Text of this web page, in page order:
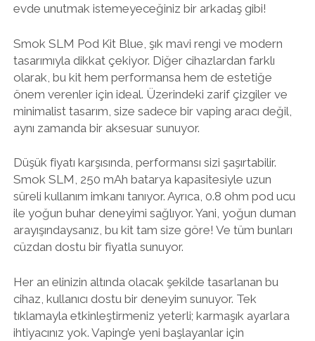
evde unutmak istemeyeceğiniz bir arkadaş gibi!
Smok SLM Pod Kit Blue, şık mavi rengi ve modern
tasarımıyla dikkat çekiyor. Diğer cihazlardan farklı
olarak, bu kit hem performansa hem de estetiğe
önem verenler için ideal. Üzerindeki zarif çizgiler ve
minimalist tasarım, size sadece bir vaping aracı değil,
aynı zamanda bir aksesuar sunuyor.
Düşük fiyatı karşısında, performansı sizi şaşırtabilir.
Smok SLM, 250 mAh batarya kapasitesiyle uzun
süreli kullanım imkanı tanıyor. Ayrıca, 0.8 ohm pod ucu
ile yoğun buhar deneyimi sağlıyor. Yani, yoğun duman
arayışındaysanız, bu kit tam size göre! Ve tüm bunları
cüzdan dostu bir fiyatla sunuyor.
Her an elinizin altında olacak şekilde tasarlanan bu
cihaz, kullanıcı dostu bir deneyim sunuyor. Tek
tıklamayla etkinleştirmeniz yeterli; karmaşık ayarlara
ihtiyacınız yok. Vaping’e yeni başlayanlar için